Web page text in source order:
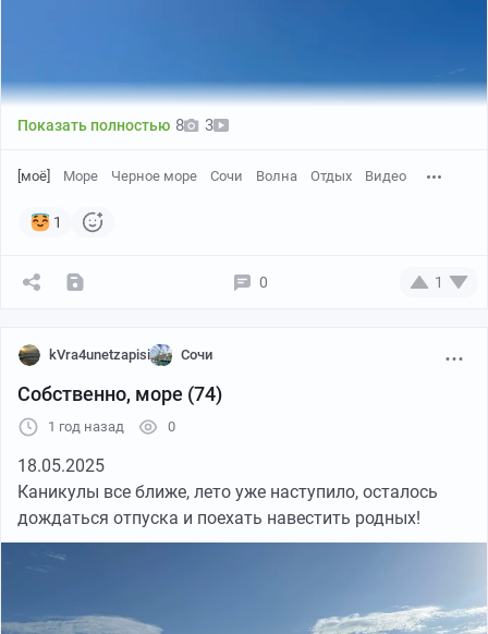
Показать полностью 8 3
[моё] Море Черное море Сочи Волна Отдых Видео
1
0 1
kVra4unetzapisi Сочи
Собственно, море (74)
1 год назад 0
18.05.2025
Каникулы все ближе, лето уже наступило, осталось
дождаться отпуска и поехать навестить родных!